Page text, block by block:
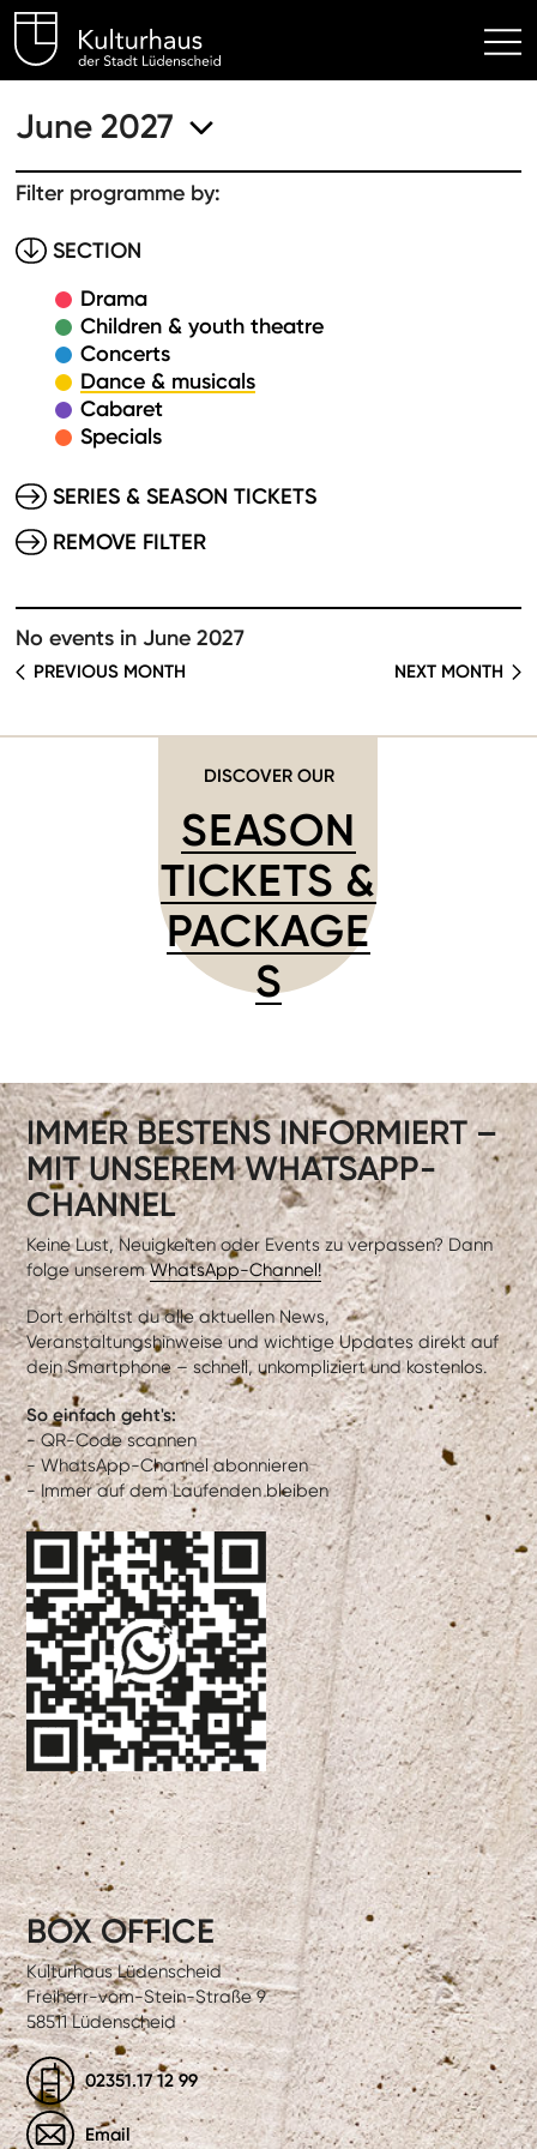
Kulturhaus Lüdenscheid
June 2027
Filter programme by:
SECTION
Drama
Children & youth theatre
Concerts
Dance & musicals
Cabaret
Specials
SERIES & SEASON TICKETS
REMOVE FILTER
No events in June 2027
PREVIOUS MONTH NEXT MONTH
DISCOVER OUR
SEASON
TICKETS &
PACKAGE
S
IMMER BESTENS INFORMIERT –
MIT UNSEREM WHATSAPP-
CHANNEL
Keine Lust, Neuigkeiten oder Events zu verpassen? Dann
folge unseremWhatsApp-Channel!
Dort erhältst du alle aktuellen News,
Veranstaltungshinweise und wichtige Updates direkt auf
dein Smartphone – schnell, unkompliziert und kostenlos.
So einfach geht's:
- QR-Code scannen
- WhatsApp-Channel abonnieren
- Immer auf dem Laufenden bleiben
BOX OFFICE
Kulturhaus Lüdenscheid
Freiherr-vom-Stein-Straße 9
58511 Lüdenscheid
02351.17 12 99
Email